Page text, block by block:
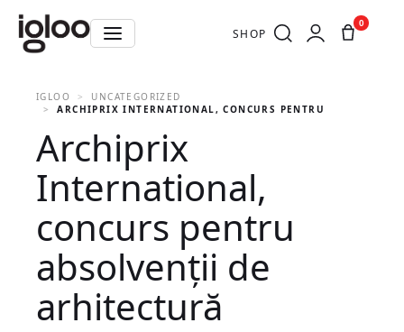
SHOP
0
IGLOO
UNCATEGORIZED
ARCHIPRIX INTERNATIONAL, CONCURS PENTRU
Archiprix
International,
concurs pentru
absolvenţii de
arhitectură